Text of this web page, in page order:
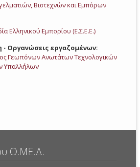
Βιοτεχνών και Εμπόρων
Ελληνικού Εμπορίου (Ε.Σ.Ε.Ε.)
Οργανώσεις εργαζομένων:
Γεωπόνων Ανωτάτων Τεχνολογικών
Υπαλλήλων
Ο.ΜΕ.Δ.